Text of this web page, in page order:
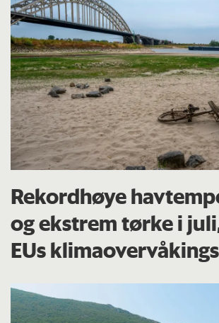
Rekordhøye
og ekstrem tørke i
EUs